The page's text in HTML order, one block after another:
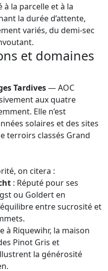
à la parcelle et à la
la durée d’attente,
variés, du demi-sec
et domaines
Tardives— AOC
aux quatre
Elle n’est
solaires et des sites
terroirs classés Grand
on citera :
: Réputé pour ses
ou Goldert en
entre sucrosité et
à Riquewihr, la maison
Pinot Gris et
la générosité